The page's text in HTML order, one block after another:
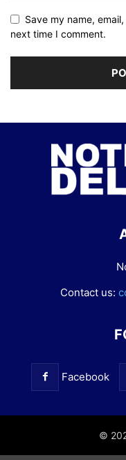
Save my name,
next time I comment.
Contact us:
Facebook
©